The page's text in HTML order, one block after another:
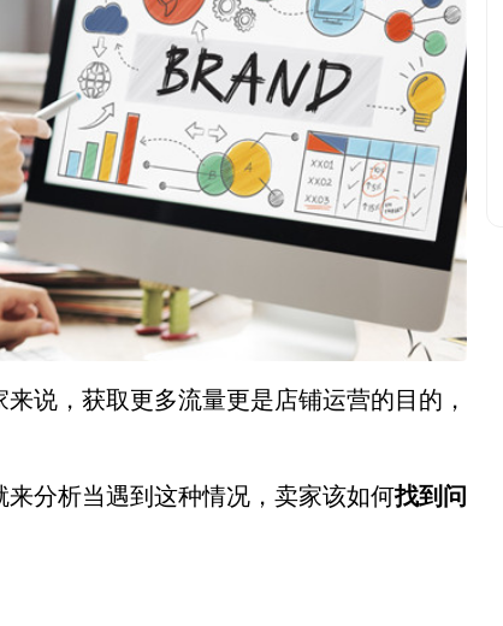
来说，获取更多流量更是店铺运营的目的，
来分析当遇到这种情况，卖家该如何找到问